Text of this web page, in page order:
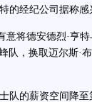
经纪公司据称感
将德安德烈·亨特
，换取迈尔斯·
的薪资空间降至